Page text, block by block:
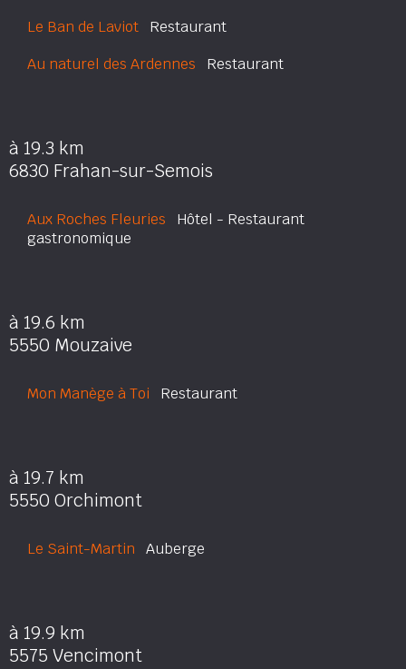
Le Ban de Laviot Restaurant
Au naturel des Ardennes Restaurant
à 19.3 km
6830 Frahan-sur-Semois
Aux Roches Fleuries Hôtel - Restaurant
gastronomique
à 19.6 km
5550 Mouzaive
Mon Manège à Toi Restaurant
à 19.7 km
5550 Orchimont
Le Saint-Martin Auberge
à 19.9 km
5575 Vencimont